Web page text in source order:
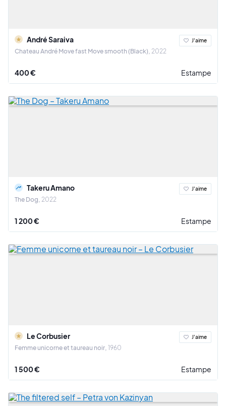
André Saraiva
Chateau André Move fast Move smooth (Black) 2022
J'aime
400 € Estampe
Takeru Amano
The Dog 2022
J'aime
1 200 € Estampe
Le Corbusier
Femme unicorne et taureau noir 1960
J'aime
1 500 € Estampe